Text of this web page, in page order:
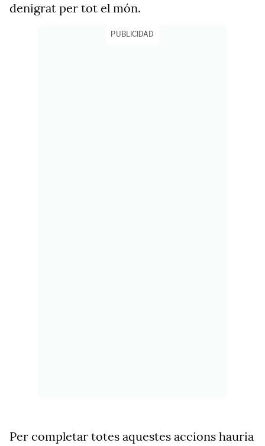
denigrat per tot el món.
PUBLICIDAD
Per completar totes aquestes accions hauria